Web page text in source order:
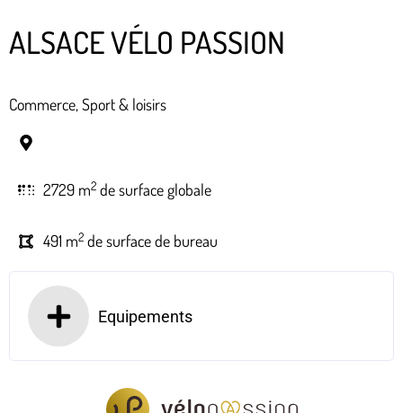
ALSACE VÉLO PASSION
Commerce, Sport & loisirs
2729 m2 de surface globale
491 m2 de surface de bureau
Equipements